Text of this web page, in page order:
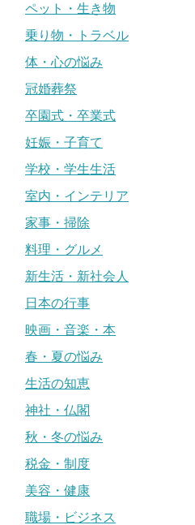
ペット・生き物
乗り物・トラベル
体・心の悩み
冠婚葬祭
卒園式・卒業式
妊娠・子育て
学校・学生生活
室内・インテリア
家事・掃除
料理・グルメ
新生活・新社会人
日本の行事
映画・音楽・本
春・夏の悩み
生活の知恵
神社・仏閣
秋・冬の悩み
税金・制度
美容・健康
職場・ビジネス